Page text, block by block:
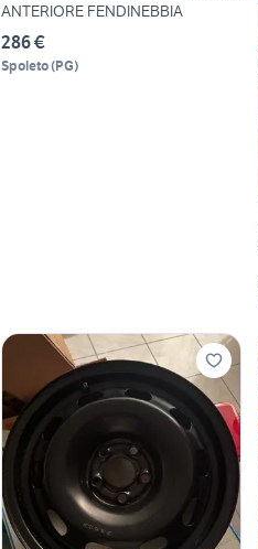
ANTERIORE FENDINEBBIA
286 €
Spoleto(PG)